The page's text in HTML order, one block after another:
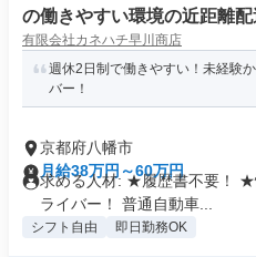
の働きやすい環境の近距離
有限会社カネハチ早川商店
週休2日制で働きやすい！未経験
バー！
京都府八幡市
月給38万円～60万円
求める人材: ★履歴書不要！ ★
ライバー！ 普通自動車...
シフト自由 即日勤務OK